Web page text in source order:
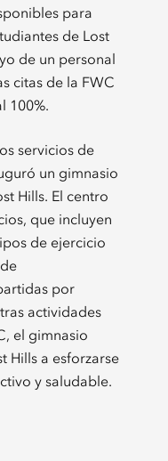
para
de Lost
de un personal
citas de la FWC
100%.
servicios de
un gimnasio
Hills. El centro
que incluyen
de ejercicio
por
actividades
el gimnasio
Hills a esforzarse
y saludable.